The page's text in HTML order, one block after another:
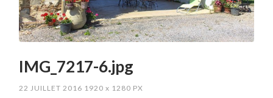
IMG_7217-6.jpg
22 JUILLET 2016 1920x 1280 PX